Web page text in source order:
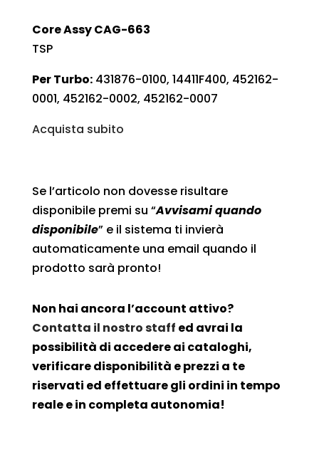
Core Assy CAG-663
TSP
Per Turbo:431876-0100, 14411F400, 452162-
0001, 452162-0002, 452162-0007
Acquista subito
Se l’articolo non dovesse risultare
disponibile premi su “Avvisami quando
disponibile” e il sistema ti invierà
automaticamente una email quando il
prodotto sarà pronto!
Non hai ancora l’account attivo?
Contatta il nostro staff ed avrai la
possibilità di accedere ai cataloghi,
verificare disponibilità e prezzi a te
riservati ed effettuare gli ordini in tempo
reale e in completa autonomia!